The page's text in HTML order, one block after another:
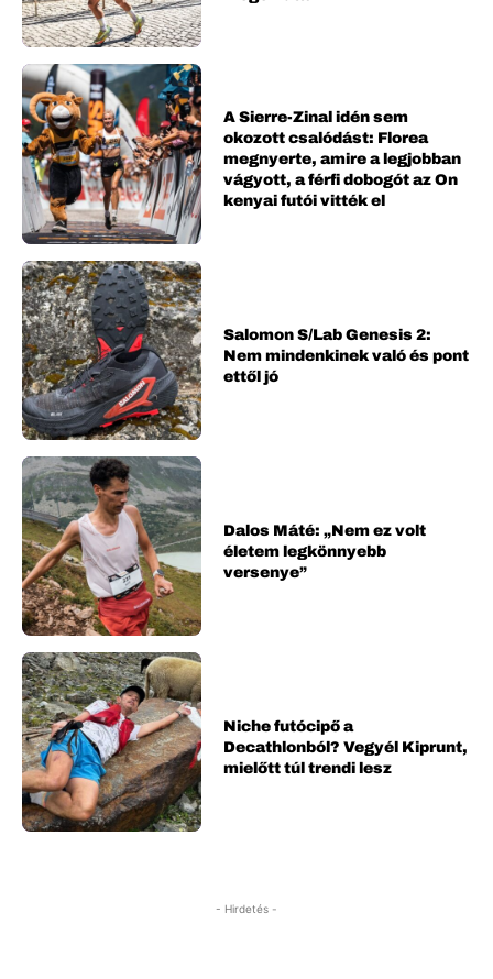
A Sierre-Zinal idén sem
okozott csalódást: Florea
megnyerte, amire a legjobban
vágyott, a férfi dobogót az On
kenyai futói vitték el
Salomon S/Lab Genesis 2:
Nem mindenkinek való és pont
ettől jó
Dalos Máté: „Nem ez volt
életem legkönnyebb
versenye”
Niche futócipő a
Decathlonból? Vegyél Kiprunt,
mielőtt túl trendi lesz
- Hirdetés -